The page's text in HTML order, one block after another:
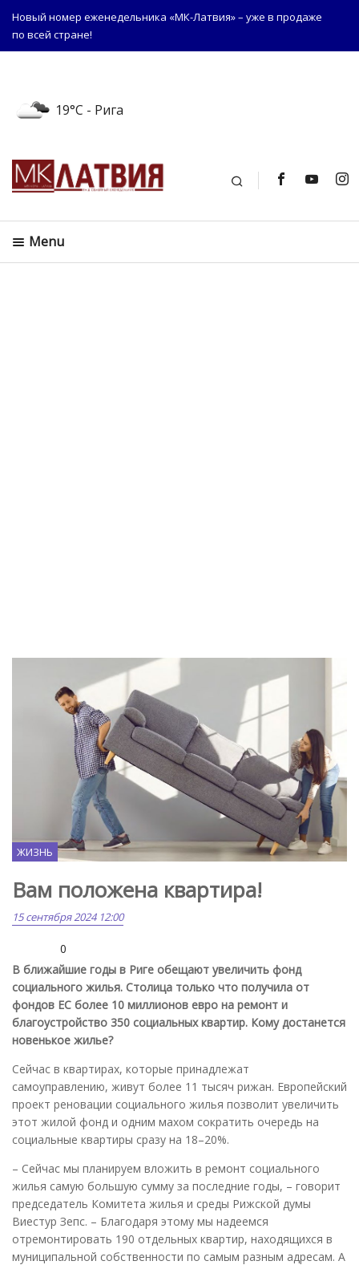
Новый номер еженедельника «МК-Латвия» – уже в продаже
по всей стране!
19°C - Рига
Поиск
Menu
ЖИЗНЬ
Вам положена квартира!
15 сентября 2024 12:00
0
В ближайшие годы в Риге обещают увеличить фонд
социального жилья. Столица только что получила от
фондов ЕС более 10 миллионов евро на ремонт и
благоустройство 350 социальных квартир. Кому достанется
новенькое жилье?
Сейчас в квартирах, которые принадлежат
самоуправлению, живут более 11 тысяч рижан. Европейский
проект реновации социального жилья позволит увеличить
этот жилой фонд и одним махом сократить очередь на
социальные квартиры сразу на 18–20%.
– Сейчас мы планируем вложить в ремонт социального
жилья самую большую сумму за последние годы, – говорит
председатель Комитета жилья и среды Рижской думы
Виестур Зепс. – Благодаря этому мы надеемся
отремонтировать 190 отдельных квартир, находящихся в
муниципальной собственности по самым разным адресам. А